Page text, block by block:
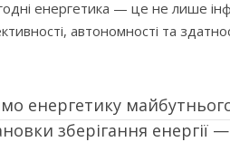
енергетика — це не лише
автономності та
енергетику
зберігання енергії